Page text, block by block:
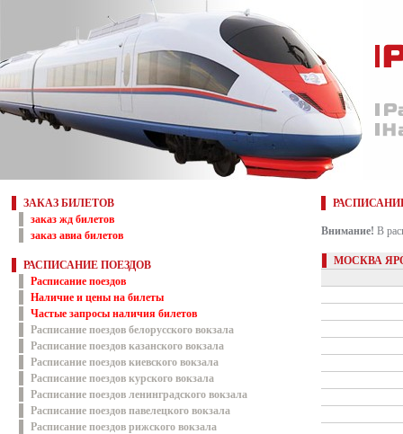
ЗАКАЗ БИЛЕТОВ
заказ жд билетов
заказ авиа билетов
РАСПИСАНИЕ ПОЕЗДОВ
Расписание поездов
Наличие и цены на билеты
Частые запросы наличия билетов
Расписание поездов белорусского вокзала
Расписание поездов казанского вокзала
Расписание поездов киевского вокзала
Расписание поездов курского вокзала
Расписание поездов ленинградского вокзала
Расписание поездов павелецкого вокзала
Расписание поездов рижского вокзала
Внимание! В
МОСКВА